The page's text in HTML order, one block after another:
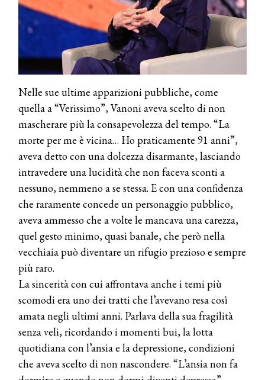
Nelle sue ultime apparizioni pubbliche, come
quella a “Verissimo”, Vanoni aveva scelto di non
mascherare più la consapevolezza del tempo. “La
morte per me è vicina… Ho praticamente 91 anni”,
aveva detto con una dolcezza disarmante, lasciando
intravedere una lucidità che non faceva sconti a
nessuno, nemmeno a se stessa. E con una confidenza
che raramente concede un personaggio pubblico,
aveva ammesso che a volte le mancava una carezza,
quel gesto minimo, quasi banale, che però nella
vecchiaia può diventare un rifugio prezioso e sempre
più raro.
La sincerità con cui affrontava anche i temi più
scomodi era uno dei tratti che l’avevano resa così
amata negli ultimi anni. Parlava della sua fragilità
senza veli, ricordando i momenti bui, la lotta
quotidiana con l’ansia e la depressione, condizioni
che aveva scelto di non nascondere. “L’ansia non fa